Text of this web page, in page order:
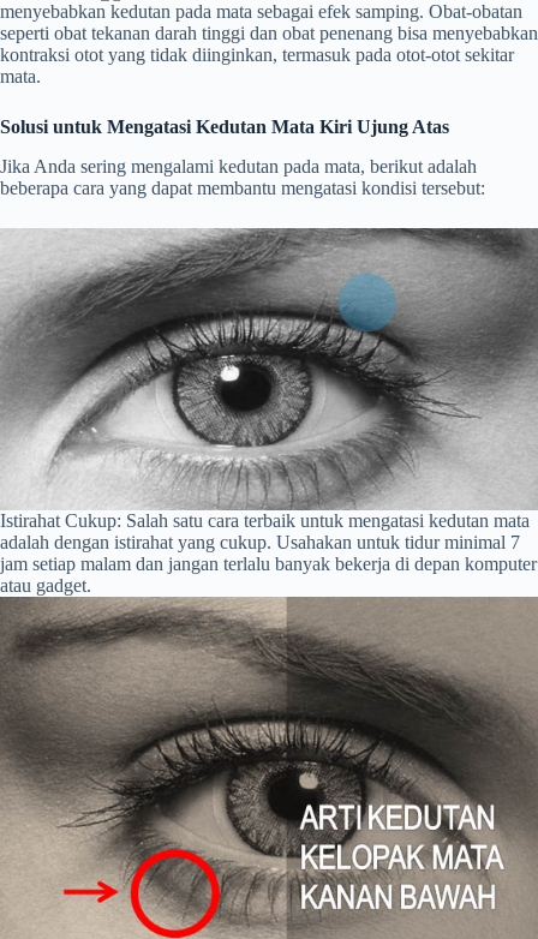
menyebabkan kedutan pada mata sebagai efek samping. Obat-obatan
seperti obat tekanan darah tinggi dan obat penenang bisa menyebabkan
kontraksi otot yang tidak diinginkan, termasuk pada otot-otot sekitar
mata.
Solusi untuk Mengatasi Kedutan Mata Kiri Ujung Atas
Jika Anda sering mengalami kedutan pada mata, berikut adalah
beberapa cara yang dapat membantu mengatasi kondisi tersebut:
Istirahat Cukup: Salah satu cara terbaik untuk mengatasi kedutan mata
adalah dengan istirahat yang cukup. Usahakan untuk tidur minimal 7
jam setiap malam dan jangan terlalu banyak bekerja di depan komputer
atau gadget.